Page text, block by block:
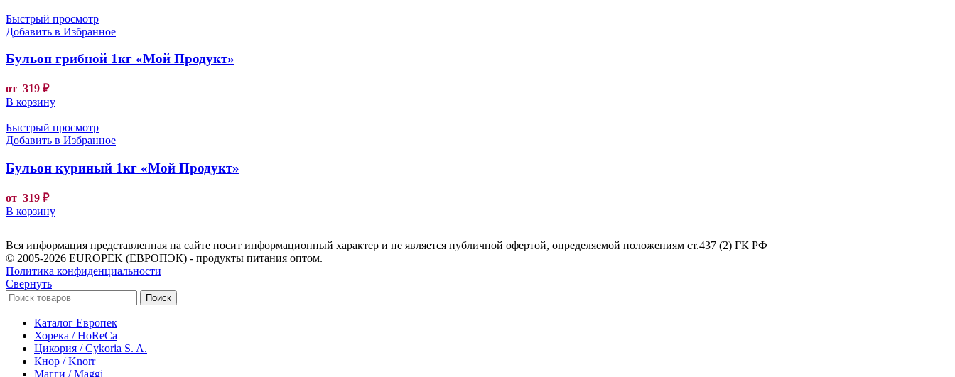
Быстрый просмотр
Добавить в Избранное
Бульон грибной 1кг «Мой Продукт»
от 319 ₽
В корзину
Быстрый просмотр
Добавить в Избранное
Бульон куриный 1кг «Мой Продукт»
от 319 ₽
В корзину
Вся информация представленная на сайте носит информационный характер и не является публичной офертой, определяемой положениям ст.437 (2) ГК РФ
© 2005-2026 EUROPEK (ЕВРОПЭК) - продукты питания оптом.
Политика конфиденциальности
Свернуть
Поиск
Каталог Европек
Хорека / HoReCa
Цикория / Cykoria S. A.
Кнор / Knorr
Магги / Maggi